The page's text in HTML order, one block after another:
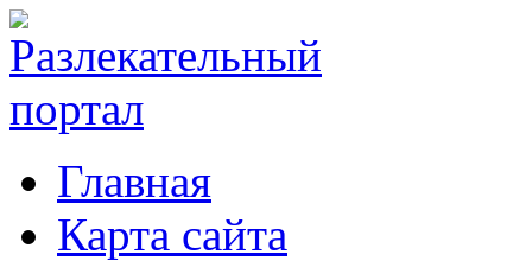
Главная
Карта сайта